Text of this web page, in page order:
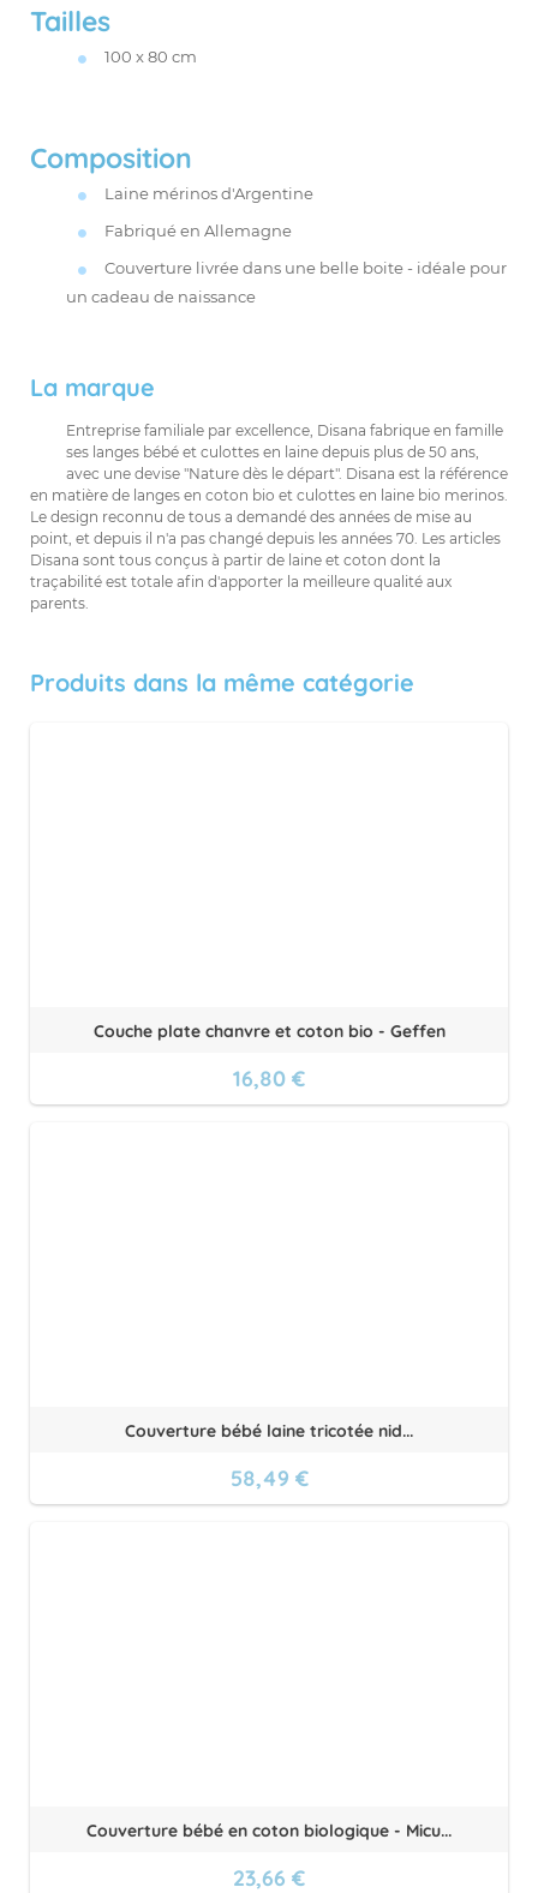
Tailles
100 x 80 cm
Composition
Laine mérinos d'Argentine
Fabriqué en Allemagne
Couverture livrée dans une belle boite - idéale pour
un cadeau de naissance
La marque
Entreprise familiale par excellence, Disana fabrique en famille
ses langes bébé et culottes en laine depuis plus de 50 ans,
avec une devise "Nature dès le départ". Disana est la référence
en matière de langes en coton bio et culottes en laine bio merinos.
Le design reconnu de tous a demandé des années de mise au
point, et depuis il n'a pas changé depuis les années 70. Les articles
Disana sont tous conçus à partir de laine et coton dont la
traçabilité est totale afin d'apporter la meilleure qualité aux
parents.
Produits dans la même catégorie
Couche plate chanvre et coton bio - Geffen
16,80 €
Couverture bébé laine tricotée nid...
58,49 €
Couverture bébé en coton biologique - Micu...
23,66 €